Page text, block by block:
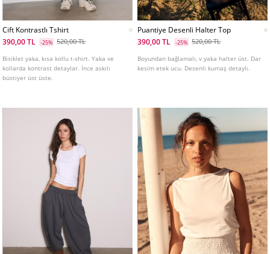
Cift Kontrastlı Tshirt
390,00 TL
-25% 520,00 TL
Bisiklet yaka, kısa kollu t-shirt. Yaka ve
kollarda kontrast detaylar. İnce askılı
büstiyer üst üste.
Puantiye Desenli Halter Top
390,00 TL
-25% 520,00 TL
Boyundan bağlamalı, v yaka halter üst. Dar
kesim etek ucu. Desenli kumaş detaylı.